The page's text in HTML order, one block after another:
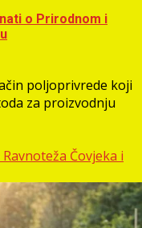
o Prirodnom i
poljoprivrede koji
za proizvodnju
Čovjeka i